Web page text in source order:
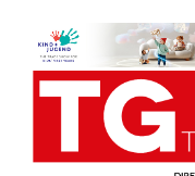
contenuto